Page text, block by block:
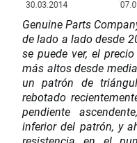
Genuine Parts
de lado a lado desde
se puede ver, el
más altos desde
un patrón de
rebotado
pendiente
inferior del patrón, y